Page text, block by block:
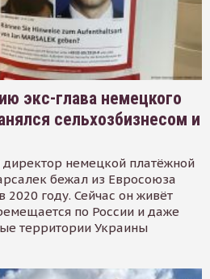
экс-глава немецкого
сельхозбизнесом и
немецкой платёжной
бежал из Евросоюза
2020 году. Сейчас он живёт
по России и даже
территории Украины